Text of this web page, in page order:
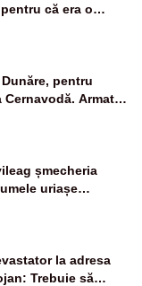
că era o
și fondurile de
pentru
Armata
devia apa
șmecheria
uriașe
la adresa
Trebuie să